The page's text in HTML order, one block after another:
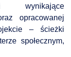
wynikające
opracowanej
– ścieżki
społecznym,